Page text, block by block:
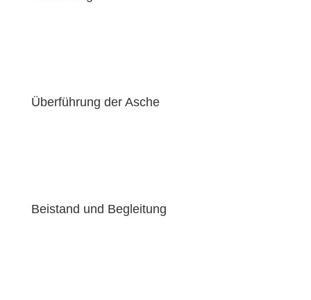
Überführung der Asche
Beistand und Begleitung